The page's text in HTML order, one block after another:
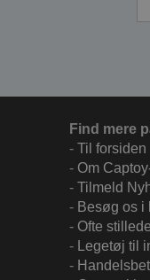
Find mere
- Til forsiden
- Om
- Tilmeld
- Besøg os
- Ofte
- Legetøj til
-